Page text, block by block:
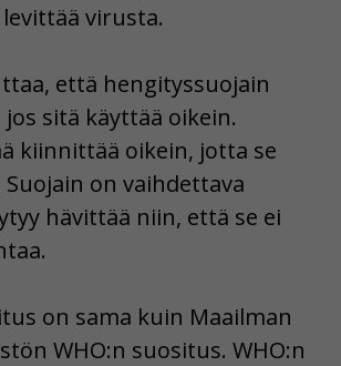
virusta.
että hengityssuojain
jos sitä käyttää oikein.
kiinnittää oikein, jotta se
on vaihdettava
hävittää niin, että se ei
on sama kuin Maailman
WHO:n suositus. WHO:n